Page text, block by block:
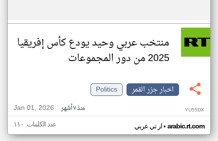
منتخب عربي وحيد يودع كأس إفريقيا
2025 من دور المجموعات
اخبار جزر القمر
Politics
Jan 01, 2026
منذ ٧ أشهر YU55DX
ار تي عربي• arabic.rt.com عدد الكلمات: ١١٠